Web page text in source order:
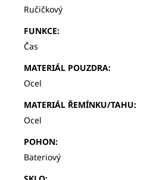
Ručičkový
FUNKCE:
Čas
MATERIÁL POUZDRA:
Ocel
MATERIÁL ŘEMÍNKU/TAHU:
Ocel
POHON:
Bateriový